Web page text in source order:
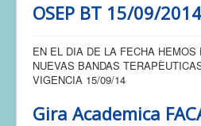
OSEP BT 15/09/2014
EN EL DIA DE LA FECHA HEMOS
NUEVAS BANDAS
VIGENCIA 15/09/14
Gira Academica